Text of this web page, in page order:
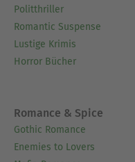
Politthriller
Romantic Suspense
Lustige Krimis
Horror Bücher
Romance & Spice
Gothic Romance
Enemies to Lovers